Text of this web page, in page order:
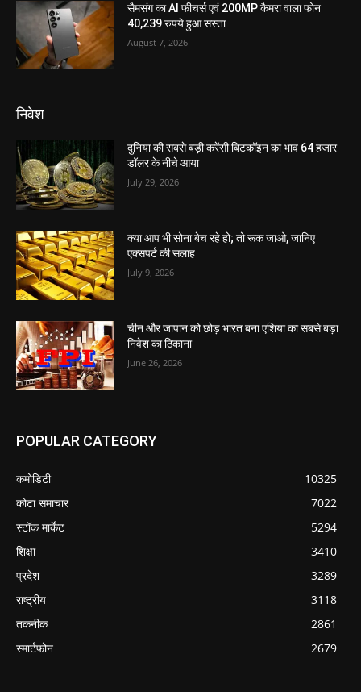
सैमसंग का AI फीचर्स एवं 200MP कैमरा वाला फोन
40,239 रुपये हुआ सस्ता
August 7, 2026
निवेश
दुनिया की सबसे बड़ी करेंसी बिटकॉइन का भाव 64 हजार
डॉलर के नीचे आया
July 29, 2026
क्या आप भी सोना बेच रहे हो; तो रूक जाओ, जानिए
एक्सपर्ट की सलाह
July 9, 2026
चीन और जापान को छोड़ भारत बना एशिया का सबसे बड़ा
निवेश का ठिकाना
June 26, 2026
POPULAR CATEGORY
कमोडिटी
10325
कोटा समाचार
7022
स्टॉक मार्केट
5294
शिक्षा
3410
प्रदेश
3289
राष्ट्रीय
3118
तकनीक
2861
स्मार्टफोन
2679